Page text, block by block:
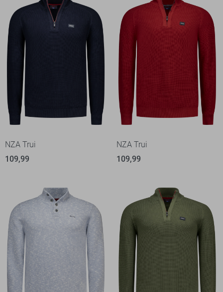
NZA Trui
109,99
NZA Trui
109,99